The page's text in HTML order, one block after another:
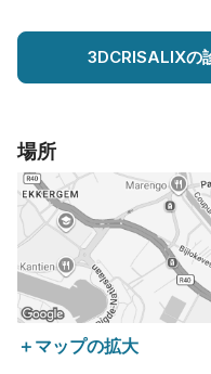
3DCRISALIXの
場所
＋マップの拡大